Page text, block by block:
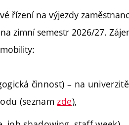
řízení na výjezdy
zimní semestr 2026/27.
činnost) – na
(seznam zde),